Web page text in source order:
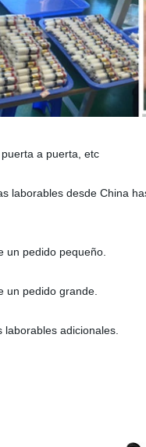
a puerta, etc
laborables desde China
un pedido pequeño.
un pedido grande.
adicionales.